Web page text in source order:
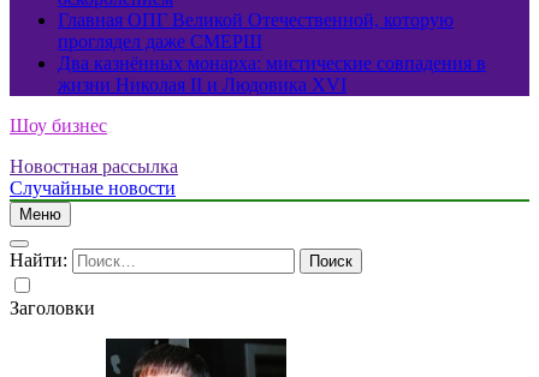
Главная ОПГ Великой Отечественной, которую
проглядел даже СМЕРШ
Два казнённых монарха: мистические совпадения в
жизни Николая II и Людовика XVI
Шоу бизнес
Новостная рассылка
Случайные новости
Меню
Найти:
Заголовки